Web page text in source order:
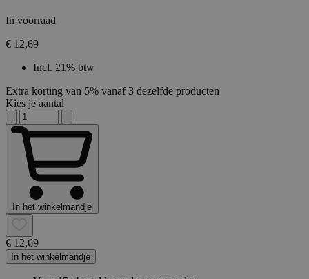
In voorraad
€ 12,69
Incl. 21% btw
Extra korting van 5% vanaf 3 dezelfde producten
Kies je aantal
In het winkelmandje
€ 12,69
In het winkelmandje